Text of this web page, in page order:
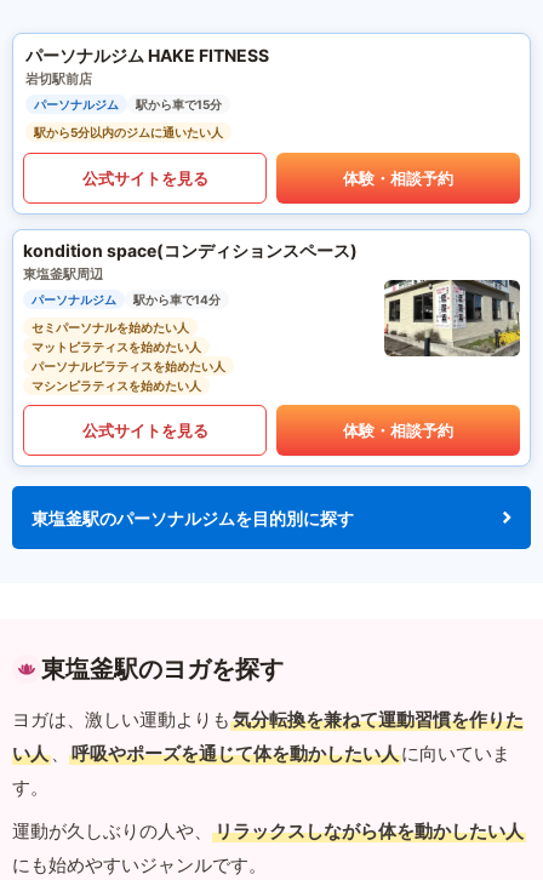
パーソナルジム HAKE FITNESS
岩切駅前店
パーソナルジム
駅から車で15分
駅から5分以内のジムに通いたい人
公式サイトを見る 体験・相談予約
kondition space(コンディションスペース)
東塩釜駅周辺
パーソナルジム
駅から車で14分
セミパーソナルを始めたい人
マットピラティスを始めたい人
パーソナルピラティスを始めたい人
マシンピラティスを始めたい人
公式サイトを見る 体験・相談予約
東塩釜駅のパーソナルジムを目的別に探す
東塩釜駅のヨガを探す
ヨガは、激しい運動よりも 気分転換を兼ねて運動習慣を作りた
い人 、 呼吸やポーズを通じて体を動かしたい人に向いていま
す。
運動が久しぶりの人や、
リラックスしながら体を動かしたい人
にも始めやすいジャンルです。